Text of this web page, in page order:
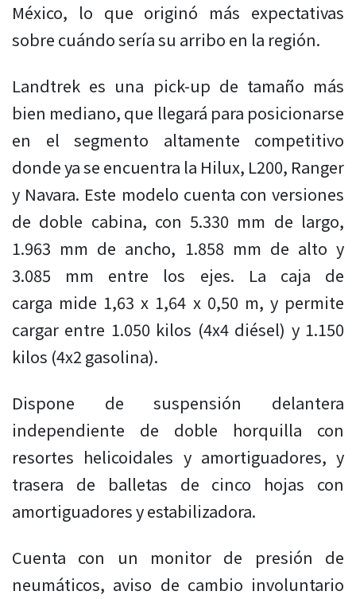
México, lo que originó más expectativas
sobre cuándo sería su arribo en la región.
Landtrek es una pick-up de tamaño más
bien mediano, que llegará para posicionarse
en el segmento altamente competitivo
donde ya se encuentra la Hilux, L200, Ranger
y Navara. Este modelo cuenta con versiones
de doble cabina, con 5.330 mm de largo,
1.963 mm de ancho, 1.858 mm de alto y
3.085 mm entre los ejes. La caja de
carga mide 1,63 x 1,64 x 0,50 m, y permite
cargar entre 1.050 kilos (4x4 diésel) y 1.150
kilos (4x2 gasolina).
Dispone de suspensión delantera
independiente de doble horquilla con
resortes helicoidales y amortiguadores, y
trasera de balletas de cinco hojas con
amortiguadores y estabilizadora.
Cuenta con un monitor de presión de
neumáticos, aviso de cambio involuntario